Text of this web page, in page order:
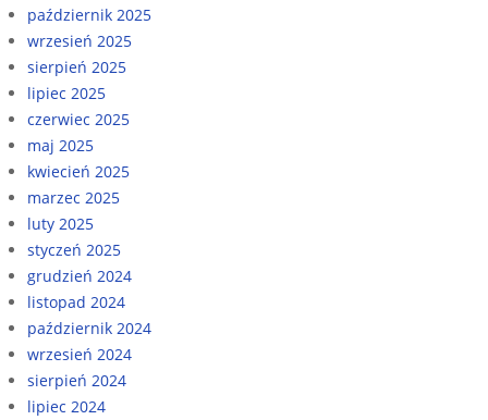
październik 2025
wrzesień 2025
sierpień 2025
lipiec 2025
czerwiec 2025
maj 2025
kwiecień 2025
marzec 2025
luty 2025
styczeń 2025
grudzień 2024
listopad 2024
październik 2024
wrzesień 2024
sierpień 2024
lipiec 2024